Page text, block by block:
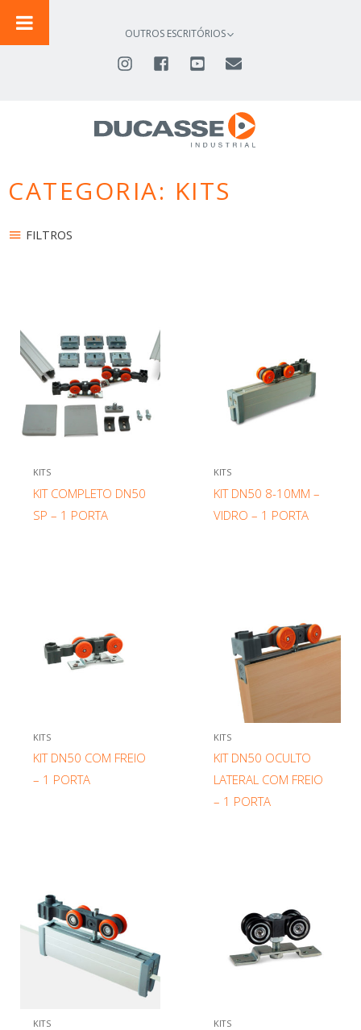
PARA
O
OUTROS ESCRITÓRIOS
CATEGORIA: KITS
FILTROS
KITS
KIT COMPLETO DN50
SP – 1 PORTA
KITS
KIT DN50 8-10MM –
VIDRO – 1 PORTA
KITS
KIT DN50 COM FREIO
– 1 PORTA
KITS
KIT DN50 OCULTO
LATERAL COM FREIO
– 1 PORTA
KITS KITS